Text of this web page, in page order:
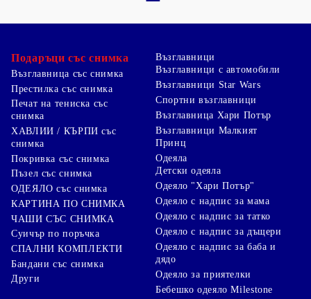
Подаръци със снимка
Възглавница със снимка
Престилка със снимка
Печат на тениска със
снимка
ХАВЛИИ / КЪРПИ със
снимка
Покривка със снимка
Пъзел със снимка
ОДЕЯЛО със снимка
КАРТИНА ПО СНИМКА
ЧАШИ СЪС СНИМКА
Суичър по поръчка
СПАЛНИ КОМПЛЕКТИ
Бандани със снимка
Други
Възглавници
Възглавници с автомобили
Възглавници Star Wars
Спортни възглавници
Възглавница Хари Потър
Възглавници Малкият
Принц
Одеяла
Детски одеяла
Одеяло "Хари Потър"
Одеяло с надпис за мама
Одеяло с надпис за татко
Одеяло с надпис за дъщери
Одеяло с надпис за баба и
дядо
Одеяло за приятелки
Бебешко одеяло Milestone